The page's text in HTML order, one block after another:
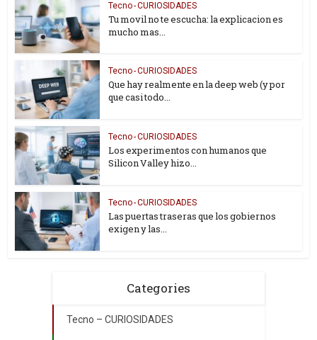
Tecno - CURIOSIDADES
Tu movil no te escucha: la explicacion es
mucho mas...
Tecno - CURIOSIDADES
Que hay realmente en la deep web (y por
que casi todo...
Tecno - CURIOSIDADES
Los experimentos con humanos que
Silicon Valley hizo...
Tecno - CURIOSIDADES
Las puertas traseras que los gobiernos
exigen y las...
Categories
Tecno – CURIOSIDADES